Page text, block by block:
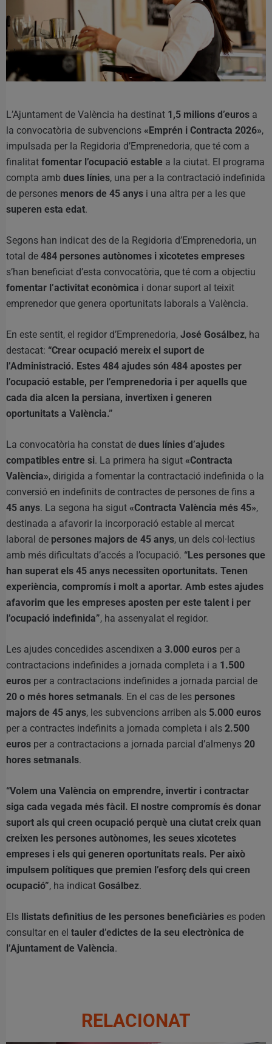
L’Ajuntament de València ha destinat 1,5 milions d’euros a
la convocatòria de subvencions «Emprén i Contracta 2026»,
impulsada per la Regidoria d’Emprenedoria, que té com a
finalitat fomentar l’ocupació estable a la ciutat. El programa
compta amb dues línies, una per a la contractació indefinida
de persones menors de 45 anys i una altra per a les que
superen esta edat.
Segons han indicat des de la Regidoria d’Emprenedoria, un
total de 484 persones autònomes i xicotetes empreses
s’han beneficiat d’esta convocatòria, que té com a objectiu
fomentar l’activitat econòmica i donar suport al teixit
emprenedor que genera oportunitats laborals a València.
En este sentit, el regidor d’Emprenedoria, José Gosálbez, ha
destacat: “Crear ocupació mereix el suport de
l’Administració. Estes 484 ajudes són 484 apostes per
l’ocupació estable, per l’emprenedoria i per aquells que
cada dia alcen la persiana, invertixen i generen
oportunitats a València.”
La convocatòria ha constat de dues línies d’ajudes
compatibles entre si. La primera ha sigut «Contracta
València», dirigida a fomentar la contractació indefinida o la
conversió en indefinits de contractes de persones de fins a
45 anys. La segona ha sigut «Contracta València més 45»,
destinada a afavorir la incorporació estable al mercat
laboral de persones majors de 45 anys, un dels col·lectius
amb més dificultats d’accés a l’ocupació. “Les persones que
han superat els 45 anys necessiten oportunitats. Tenen
experiència, compromís i molt a aportar. Amb estes ajudes
afavorim que les empreses aposten per este talent i per
l’ocupació indefinida”, ha assenyalat el regidor.
Les ajudes concedides ascendixen a 3.000 euros per a
contractacions indefinides a jornada completa i a 1.500
euros per a contractacions indefinides a jornada parcial de
20 o més hores setmanals. En el cas de les persones
majors de 45 anys, les subvencions arriben als 5.000 euros
per a contractes indefinits a jornada completa i als 2.500
euros per a contractacions a jornada parcial d’almenys 20
hores setmanals.
“Volem una València on emprendre, invertir i contractar
siga cada vegada més fàcil. El nostre compromís és donar
suport als qui creen ocupació perquè una ciutat creix quan
creixen les persones autònomes, les seues xicotetes
empreses i els qui generen oportunitats reals. Per això
impulsem polítiques que premien l’esforç dels qui creen
ocupació”, ha indicat Gosálbez.
Els llistats definitius de les persones beneficiàries es poden
consultar en el tauler d’edictes de la seu electrònica de
l’Ajuntament de València.
RELACIONAT